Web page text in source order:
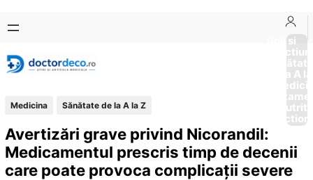
conținut
content
Boli si
Afectiuni
Sănătate
de la A
Medicina Sănătate de la A la Z
Avertizări grave privind Nicorandil:
Medicamentul prescris timp de decenii
care poate provoca complicații severe